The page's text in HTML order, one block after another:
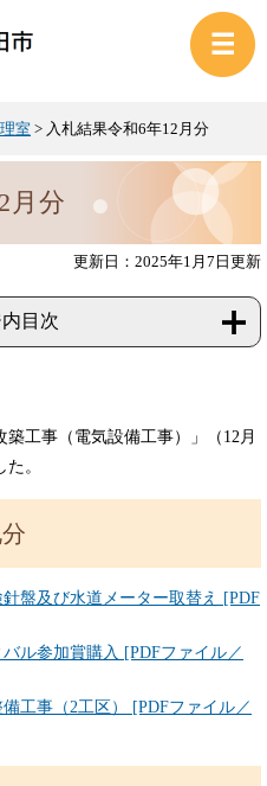
室 > 入札結果令和6年12月分
月分
更新日：2025年1月7日更新
目次
築工事（電気設備工事）」（12月
。
盤及び水道メーター取替え [PDF
ル参加賞購入 [PDFファイル／
工事（2工区） [PDFファイル／